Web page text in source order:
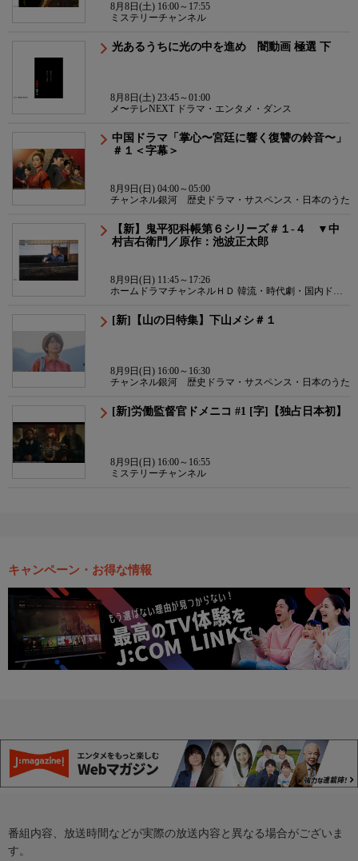
8月8日(土) 16:00～17:55
ミステリーチャンネル
光あるうちに光の中を進め 闇動画 極選 下
8月8日(土) 23:45～01:00
メ〜テレNEXT ドラマ・エンタメ・ダンス
中国ドラマ「掌心〜宮廷に響く復讐の鈴音〜」
＃１＜字幕＞
8月9日(日) 04:00～05:00
チャンネル銀河 歴史ドラマ・サスペンス・日本のうた
【新】鬼平犯科帳第６シリーズ＃１-４ ▼中
村吉右衛門／原作：池波正太郎
8月9日(日) 11:45～17:26
ホームドラマチャンネルＨＤ 韓流・時代劇・国内ドラ
[新]【山の日特集】下山メシ＃１
8月9日(日) 16:00～16:30
チャンネル銀河 歴史ドラマ・サスペンス・日本のうた
[新]労働監督官ドメニコ #1 [字]【独占日本初】
8月9日(日) 16:00～16:55
ミステリーチャンネル
キャンペーン・お得な情報
番組内容、放送時間などが実際の放送内容と異なる場合がございま
す。